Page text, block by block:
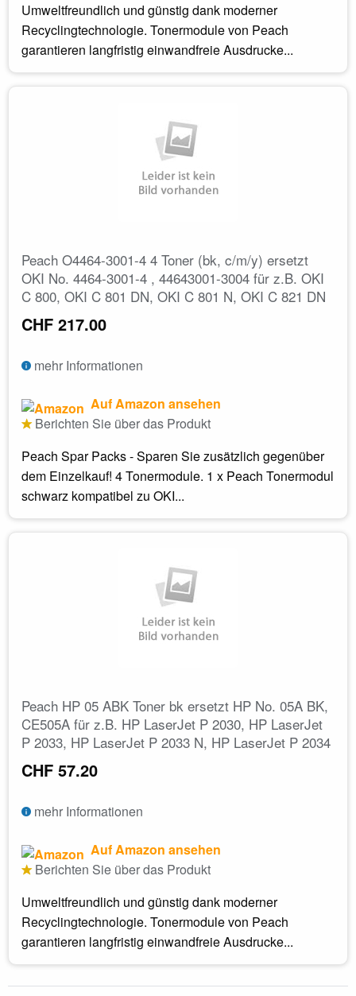
Umweltfreundlich und günstig dank moderner
Recyclingtechnologie. Tonermodule von Peach
garantieren langfristig einwandfreie Ausdrucke...
Peach O4464-3001-4 4 Toner (bk, c/m/y) ersetzt
OKI No. 4464-3001-4 , 44643001-3004 für z.B. OKI
C 800, OKI C 801 DN, OKI C 801 N, OKI C 821 DN
CHF 217.00
mehr Informationen
Auf Amazon ansehen
Berichten Sie über das Produkt
Peach Spar Packs - Sparen Sie zusätzlich gegenüber
dem Einzelkauf! 4 Tonermodule. 1 x Peach Tonermodul
schwarz kompatibel zu OKI...
Peach HP 05 ABK Toner bk ersetzt HP No. 05A BK,
CE505A für z.B. HP LaserJet P 2030, HP LaserJet
P 2033, HP LaserJet P 2033 N, HP LaserJet P 2034
CHF 57.20
mehr Informationen
Auf Amazon ansehen
Berichten Sie über das Produkt
Umweltfreundlich und günstig dank moderner
Recyclingtechnologie. Tonermodule von Peach
garantieren langfristig einwandfreie Ausdrucke...